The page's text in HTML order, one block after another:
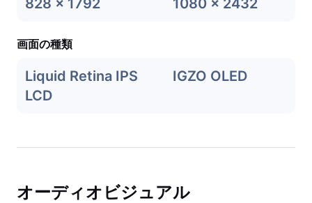
828 x 1792 1080 x 2432
画面の種類
Liquid Retina IPS
LCD
IGZO OLED
オーディオビジュアル